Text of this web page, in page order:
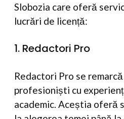
Slobozia care oferă
lucrări de licență:
1. Redactori Pro
Redactori Pro se
profesioniști cu
academic. Aceștia oferă